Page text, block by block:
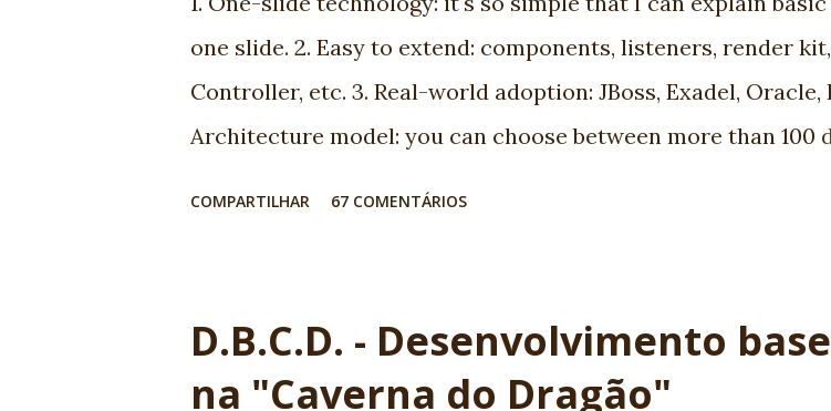
one slide. 2. Easy to extend: components, listeners, render
Controller, etc. 3. Real-world adoption: JBoss, Exadel, Oracle,
Architecture model: you can choose between more than 100
professionals now available 9. It's a standard. It's JCP. Before
report and help! 10. Ed Burns, spec leader, is an old Globalcode
COMPARTILHAR 67 COMENTÁRIOS
D.B.C.D. - Desenvolvimento
na "Caverna do Dragão"